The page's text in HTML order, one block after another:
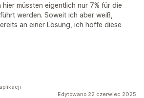
müssten eigentlich nur 7% für die
werden. Soweit ich aber weiß,
an einer Lösung, ich hoffe diese
Edytowano 22 czerwiec 2025